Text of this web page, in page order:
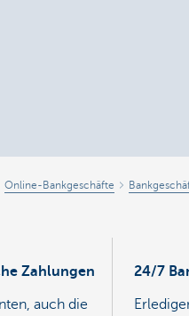
Online-Bankgeschäfte
Zahlungen
auch die
24/7